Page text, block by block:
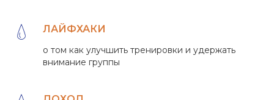
ЛАЙФХАКИ
о том как улучшить тренировки и удержать
внимание группы